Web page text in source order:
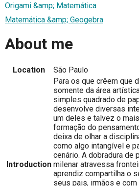
Origami &amp; Matemática
Matemática &amp; Geogebra
About me
Location São Paulo
Introduction
Para os que crêem que
somente da área
simples quadrado de
desenvolve diversas
um deles e talvez o
formação do
deixa de olhar a
como algo intangível e
cenário. A dobradura de
milenar atravessa
aprendiz compartilha o
seus pais, irmãos e